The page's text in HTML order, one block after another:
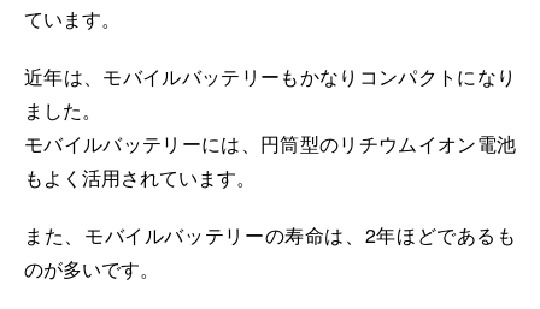
ています。
近年は、モバイルバッテリーもかなりコンパクトになり
ました。
モバイルバッテリーには、円筒型のリチウムイオン電池
もよく活用されています。
また、モバイルバッテリーの寿命は、2年ほどであるも
のが多いです。